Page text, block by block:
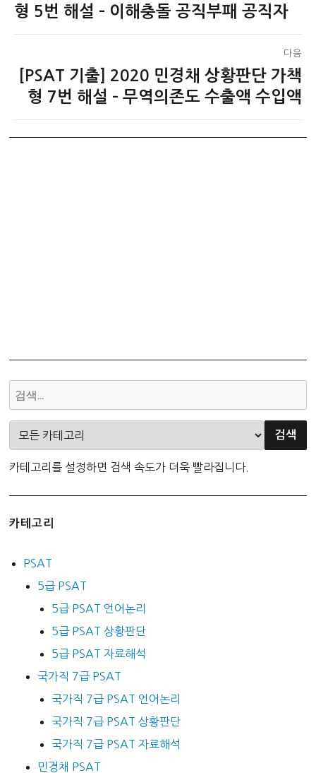
색
전
형 5번 해설 – 이해충돌 공직부패 공직자
다음
[PSAT 기출] 2020 민경채 상황판단 가책
형 7번 해설 – 무역의존도 수출액 수입액
카테고리를 설정하면 검색 속도가 더욱 빨라집니다.
카테고리
PSAT
5급 PSAT
5급 PSAT 언어논리
5급 PSAT 상황판단
5급 PSAT 자료해석
국가직 7급 PSAT
국가직 7급 PSAT 언어논리
국가직 7급 PSAT 상황판단
국가직 7급 PSAT 자료해석
민경채 PSAT